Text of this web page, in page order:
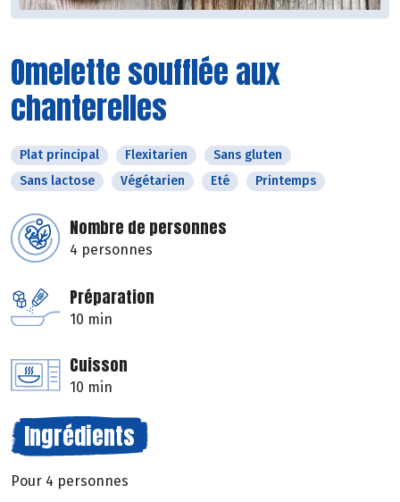
Omelette soufflée aux
chanterelles
Plat principal Flexitarien
Sans gluten
Sans lactose
Végétarien Eté Printemps
Nombre de personnes
4 personnes
Préparation
10 min
Cuisson
10 min
Ingrédients
Pour 4 personnes